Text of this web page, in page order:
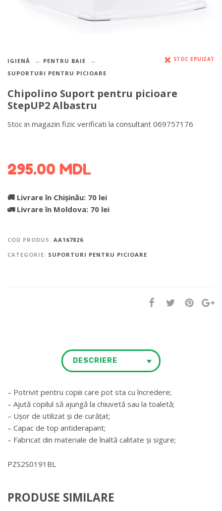
IGIENĂ
PENTRU BAIE
SUPORTURI PENTRU PICIOARE
STOC EPUIZAT
Chipolino Suport pentru picioare
StepUP2 Albastru
Stoc in magazin fizic verificati la consultant 069757176
295.00 MDL
🚚 Livrare în Chișinău: 70 lei
🚛 Livrare în Moldova: 70 lei
COD PRODUS: AA167826
CATEGORIE: SUPORTURI PENTRU PICIOARE
DESCRIERE
– Potrivit pentru copiii care pot sta cu încredere;
– Ajută copilul să ajungă la chiuvetă sau la toaletă;
– Ușor de utilizat și de curățat;
– Capac de top antiderapant;
– Fabricat din materiale de înaltă calitate și sigure;
PZS2S0191BL
PRODUSE SIMILARE